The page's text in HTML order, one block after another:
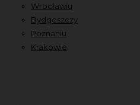
Wrocławiu
Bydgoszczy
Poznaniu
Krakowie